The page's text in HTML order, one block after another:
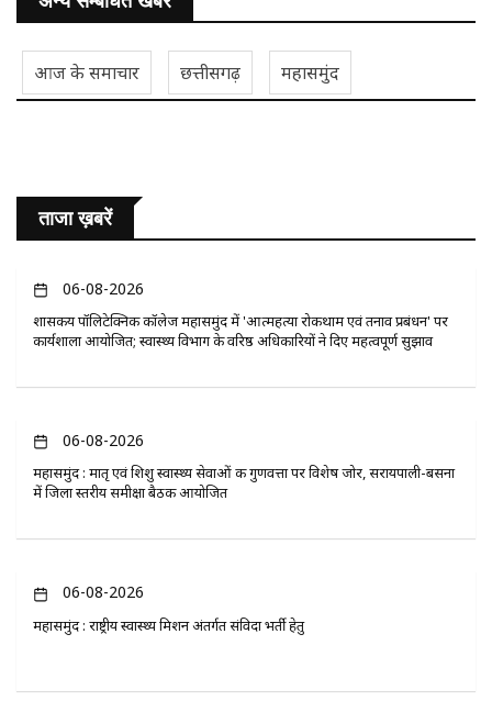
आज के समाचार छत्तीसगढ़ महासमुंद
ताजा ख़बरें
06-08-2026
​शासकीय पॉलिटेक्निक कॉलेज महासमुंद में 'आत्महत्या रोकथाम एवं तनाव प्रबंधन' पर
कार्यशाला आयोजित; स्वास्थ्य विभाग के वरिष्ठ अधिकारियों ने दिए महत्वपूर्ण सुझाव
06-08-2026
महासमुंद : मातृ एवं शिशु स्वास्थ्य सेवाओं की गुणवत्ता पर विशेष जोर, सरायपाली-बसना
में जिला स्तरीय समीक्षा बैठक आयोजित
06-08-2026
महासमुंद : राष्ट्रीय स्वास्थ्य मिशन अंतर्गत संविदा भर्ती हेतु